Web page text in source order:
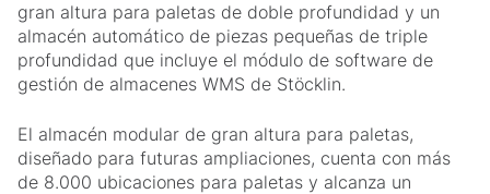
gran altura para paletas de doble profundidad y un
almacén automático de piezas pequeñas de triple
profundidad que incluye el módulo de software de
gestión de almacenes WMS de Stöcklin.
El almacén modular de gran altura para paletas,
diseñado para futuras ampliaciones, cuenta con más
de 8.000 ubicaciones para paletas y alcanza un